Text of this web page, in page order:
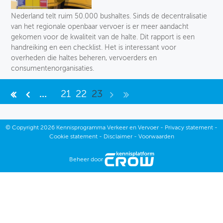
Toegankelijkheid
Verkeersveiligheid
Logistiek
Fiets
Collectief vervoer
Deelmobiliteit
Nederland telt ruim 50.000 bushaltes. Sinds de decentralisatie
van het regionale openbaar vervoer is er meer aandacht
gekomen voor de kwaliteit van de halte. Dit rapport is een
handreiking en een checklist. Het is interessant voor
overheden die haltes beheren, vervoerders en
consumentenorganisaties.
... 21 22 23
© Copyright 2026 Kennisprogramma Verkeer en Vervoer - Privacy statement -
Cookie statement- Disclaimer- Voorwaarden
Beheer door